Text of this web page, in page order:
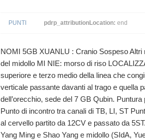
PUNTI pdrp_attributionLocation: end
NOMI 5GB XUANLU : Cranio Sospeso
del midollo MI NIE: morso di riso
superiore e terzo medio della linea che
verticale passante davanti al trago e quella
dell’orecchio, sede del 7 GB Qubin.
Punto di incontro tra canali di TB, LI, ST
al cervello partito da 12CV e passato da
Yang Ming e Shao Yang e midollo (SIdA,